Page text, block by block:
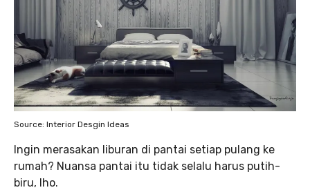
Source: Interior Desgin Ideas
Ingin merasakan liburan di pantai setiap pulang ke
rumah? Nuansa pantai itu tidak selalu harus putih-
biru, lho.